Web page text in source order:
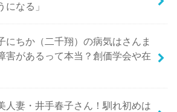
になる」
にちか（二千翔）の病気はさんま
害があるって本当？創価学会や在
人妻・井手春子さん！馴れ初めは